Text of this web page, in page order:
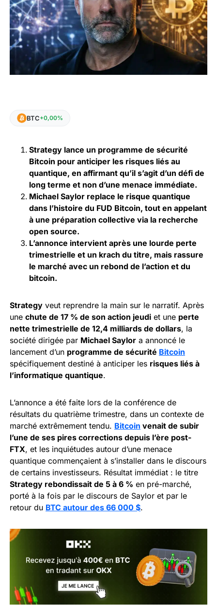
BTC+0,00%
Strategy lance un programme de sécurité
Bitcoin pour anticiper les risques liés au
quantique, en affirmant qu’il s’agit d’un défi de
long terme et non d’une menace immédiate.
Michael Saylor replace le risque quantique
dans l’histoire du FUD Bitcoin, tout en appelant
à une préparation collective via la recherche
open source.
L’annonce intervient après une lourde perte
trimestrielle et un krach du titre, mais rassure
le marché avec un rebond de l’action et du
bitcoin.
Strategy veut reprendre la main sur le narratif. Après
une chute de 17 % de son action jeudi et une perte
nette trimestrielle de 12,4 milliards de dollars, la
société dirigée par Michael Saylor a annoncé le
lancement d’un programme de sécurité Bitcoin
spécifiquement destiné à anticiper les risques liés à
l’informatique quantique.
L’annonce a été faite lors de la conférence de
résultats du quatrième trimestre, dans un contexte de
marché extrêmement tendu. Bitcoin venait de subir
l’une de ses pires corrections depuis l’ère post-
FTX, et les inquiétudes autour d’une menace
quantique commençaient à s’installer dans le discours
de certains investisseurs. Résultat immédiat : le titre
Strategy rebondissait de 5 à 6 % en pré-marché,
porté à la fois par le discours de Saylor et par le
retour du BTC autour des 66 000 $.